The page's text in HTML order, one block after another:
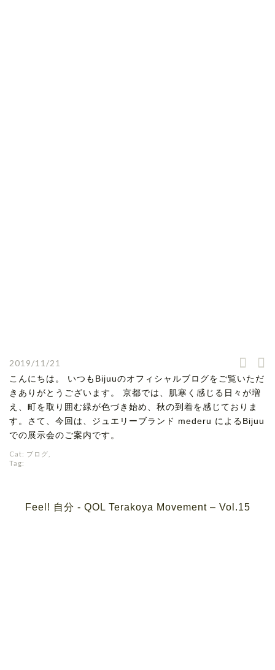
2019/11/21
こんにちは。 いつもBijuuのオフィシャルブログをご覧いただ
きありがとうございます。 京都では、肌寒く感じる日々が増
え、町を取り囲む緑が色づき始め、秋の到着を感じておりま
す。さて、今回は、ジュエリーブランド mederu によるBijuu
での展示会のご案内です。
Cat: ブログ
Tag:
Feel! 自分 ‐ QOL Terakoya Movement – Vol.15